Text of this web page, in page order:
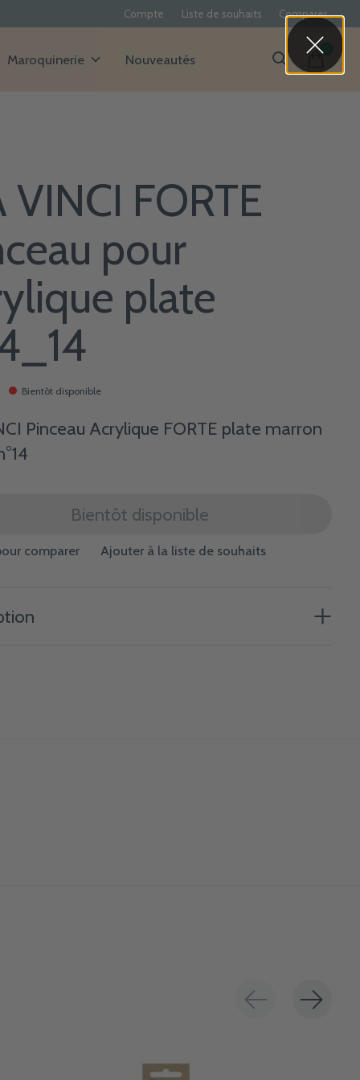
Compte Liste de souhaits Comparer
Maroquinerie Nouveautés items
VINCI FORTE
pour
plate
Bientôt disponible
Pinceau Acrylique FORTE plate marron
Bientôt disponible
comparer Ajouter à la liste de souhaits